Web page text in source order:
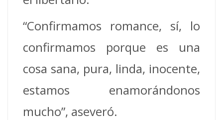
“Confirmamos romance, sí, lo
confirmamos porque es una
cosa sana, pura, linda, inocente,
estamos enamorándonos
mucho”, aseveró.